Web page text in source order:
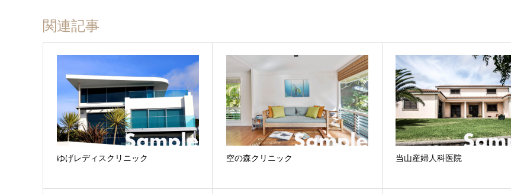
関連記事
ゆげレディスクリニック 空の森クリニック 当山産婦人科医院